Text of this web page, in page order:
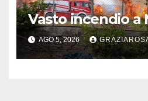
Vasto incendio a
AGO 5, 2026